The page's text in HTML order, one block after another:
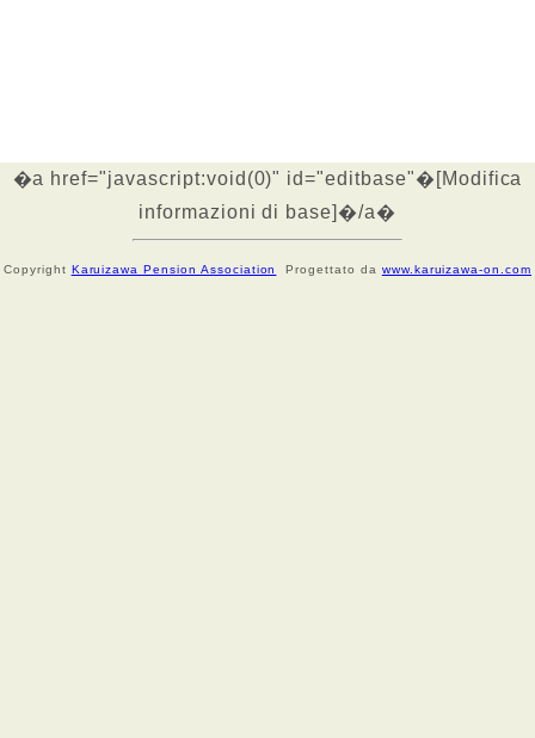
�a href="javascript:void(0)" id="editbase"�[Modifica
informazioni di base]�/a�
Copyright Karuizawa Pension Association Progettato da www.karuizawa-on.com